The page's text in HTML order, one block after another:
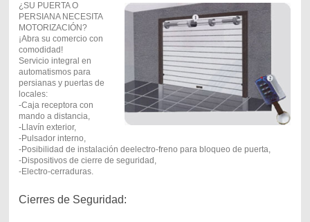
¿SU PUERTA O
PERSIANA NECESITA
MOTORIZACIÓN?
¡Abra su comercio con
comodidad!
Servicio integral en
automatismos para
persianas y puertas de
locales:
-Caja receptora con
mando a distancia,
-Llavín exterior,
-Pulsador interno,
-Posibilidad de instalación deelectro-freno para bloqueo de puerta,
-Dispositivos de cierre de seguridad,
-Electro-cerraduras.
Cierres de Seguridad: